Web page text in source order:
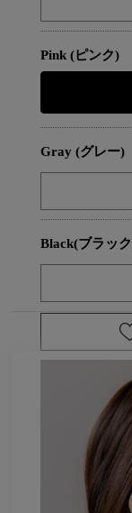
Pink (ピンク)
Gray (グレー)
Black(ブラッ